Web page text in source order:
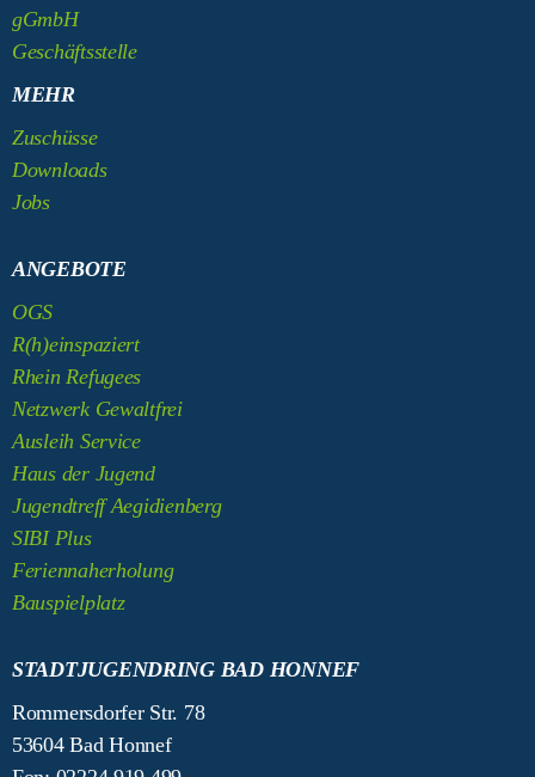
gGmbH
Geschäftsstelle
MEHR
Zuschüsse
Downloads
Jobs
ANGEBOTE
OGS
R(h)einspaziert
Rhein Refugees
Netzwerk Gewaltfrei
Ausleih Service
Haus der Jugend
Jugendtreff Aegidienberg
SIBI Plus
Feriennaherholung
Bauspielplatz
STADTJUGENDRING BAD HONNEF
Rommersdorfer Str. 78
53604 Bad Honnef